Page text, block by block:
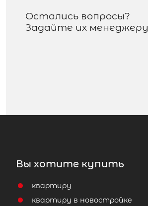
Остались вопросы?
Задайте их менеджеру
Вы хотите купить
квартиру
квартиру в новостройке